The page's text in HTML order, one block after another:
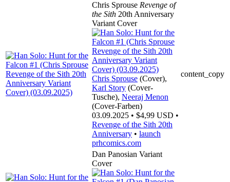
Chris Sprouse Revenge of
the Sith 20th Anniversary
Variant Cover
Chris Sprouse (Cover),
Karl Story (Cover-
Tusche), Neeraj Menon
(Cover-Farben)
03.09.2025 • $4,99 USD •
Revenge of the Sith 20th
Anniversary • launch
prhcomics.com
content_copy
Dan Panosian Variant
Cover